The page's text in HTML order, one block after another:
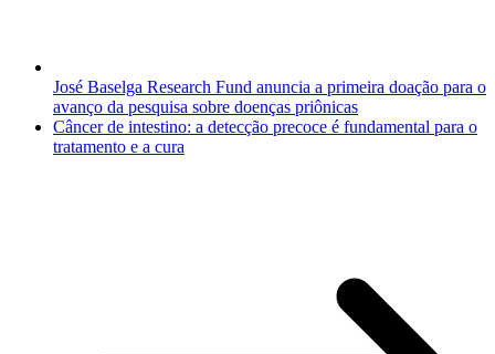
José Baselga Research Fund anuncia a primeira doação para o
avanço da pesquisa sobre doenças priônicas
Câncer de intestino: a detecção precoce é fundamental para o
tratamento e a cura